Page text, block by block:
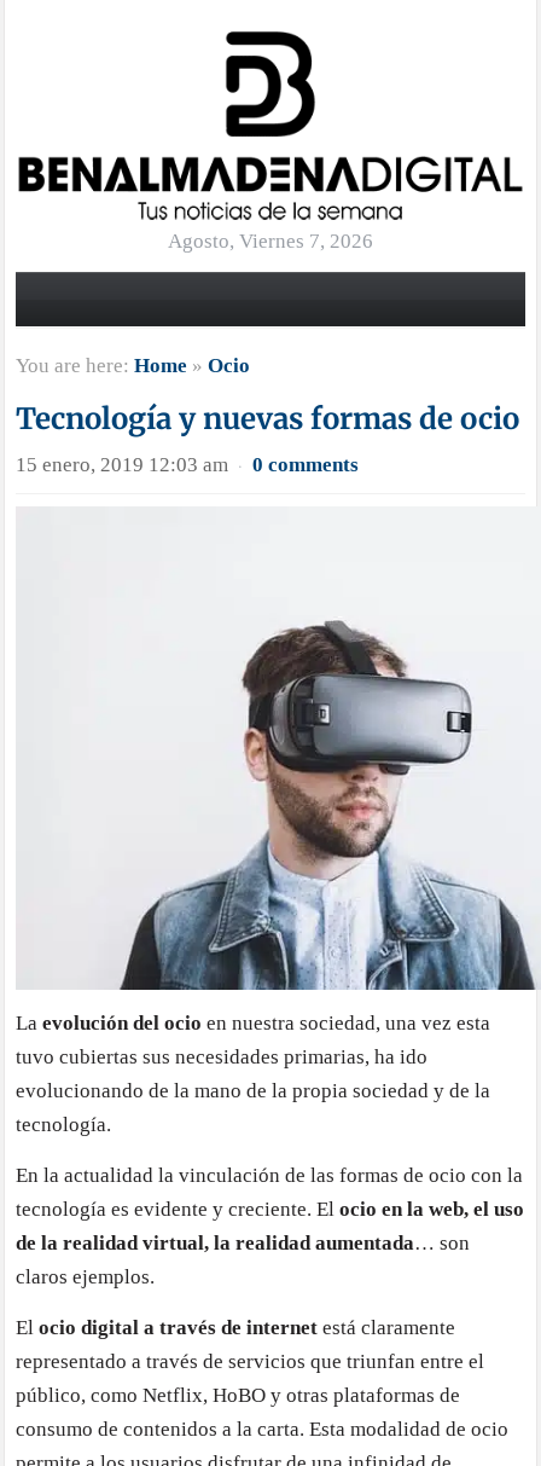
Agosto, Viernes 7, 2026
You are here:Home »Ocio
Tecnología y nuevas formas de ocio
15 enero, 2019 12:03 am · 0 comments
Laevolución del ocio en nuestra sociedad, una vez esta
tuvo cubiertas sus necesidades primarias, ha ido
evolucionando de la mano de la propia sociedad y de la
tecnología.
En la actualidad la vinculación de las formas de ocio con la
tecnología es evidente y creciente. Elocio en la web, el uso
de la realidad virtual, la realidad aumentada… son
claros ejemplos.
Elocio digital a través de internet está claramente
representado a través de servicios que triunfan entre el
público, como Netflix, HoBO y otras plataformas de
consumo de contenidos a la carta. Esta modalidad de ocio